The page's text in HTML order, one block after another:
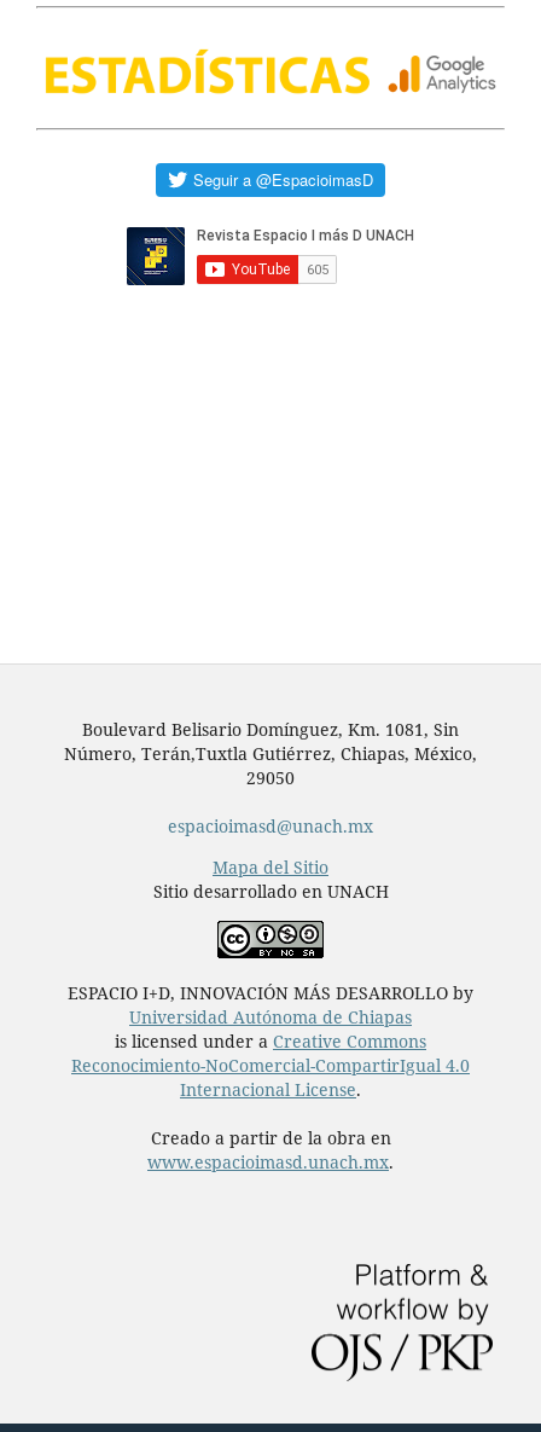
Boulevard Belisario Domínguez, Km. 1081, Sin
Número, Terán,Tuxtla Gutiérrez, Chiapas, México,
29050
espacioimasd@unach.mx
Mapa del Sitio
Sitio desarrollado en UNACH
ESPACIO I+D, INNOVACIÓN MÁS DESARROLLO by
Universidad Autónoma de Chiapas
is licensed under a Creative Commons
Reconocimiento-NoComercial-CompartirIgual 4.0
Internacional License.
Creado a partir de la obra en
www.espacioimasd.unach.mx.